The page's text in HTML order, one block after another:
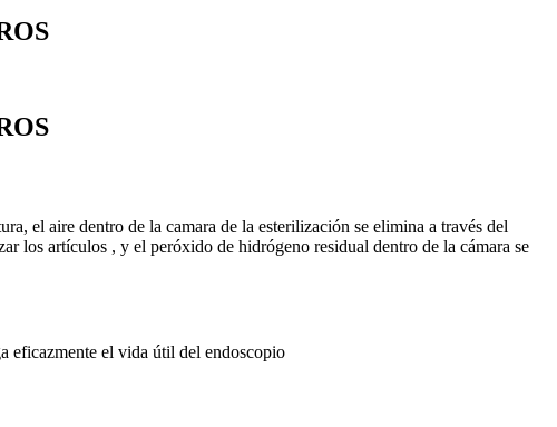
el aire dentro de la camara de la esterilización se elimina a través del
los artículos , y el peróxido de hidrógeno residual dentro de la cámara se
eficazmente el vida útil del endoscopio